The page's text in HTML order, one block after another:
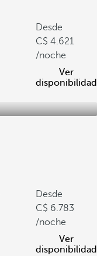
Desde
4.621
/noche
Ver
disponibilidad
Desde
6.783
/noche
Ver
disponibilidad